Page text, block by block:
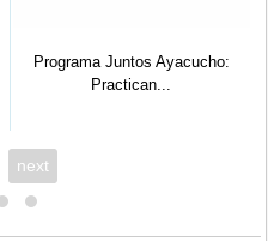
Programa Juntos Ayacucho:
Practican...
next